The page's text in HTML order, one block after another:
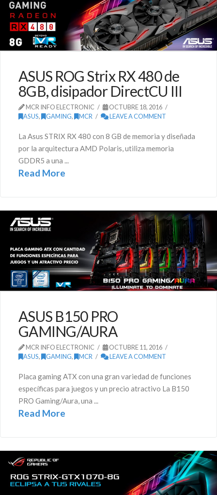
ASUS ROG Strix RX 480 de
8GB, disipador DirectCU III
MCR INFO ELECTRONIC
OCTUBRE 18, 2016
ASUS, GAMING, MCR LEAVE A COMMENT
La Asus STRIX RX 480 con 8 GB de memoria y diseñada
por la arquitectura AMD Polaris, utiliza memoria
GDDR5 a una ...
Read More
ASUS B150 PRO
GAMING/AURA
MCR INFO ELECTRONIC
OCTUBRE 11, 2016
ASUS, GAMING, MCR LEAVE A COMMENT
Placa gaming ATX con una gran variedad de funciones
específicas para juegos y un precio atractivo La B150
PRO Gaming/Aura, una ...
Read More